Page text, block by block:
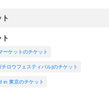
ーケットのチケット
ロウフェスティバル)のチケット
in 東京のチケット